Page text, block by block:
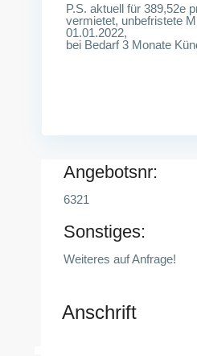
P.S. aktuell für 389,52e
vermietet, unbefristete
01.01.2022,
bei Bedarf 3 Monate
Angebotsnr:
6321
Sonstiges:
Weiteres auf Anfrage!
Anschrift